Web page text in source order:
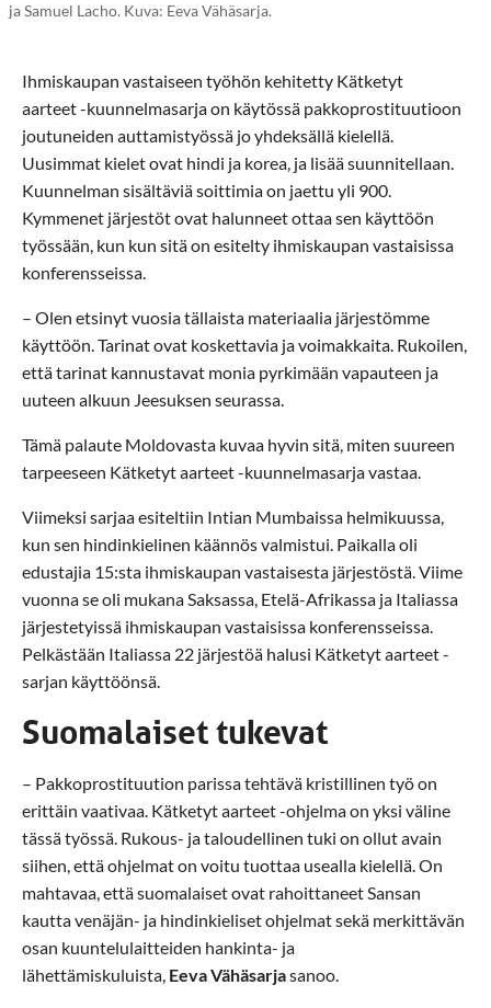
ja Samuel Lacho. Kuva: Eeva Vähäsarja.
Ihmiskaupan vastaiseen työhön kehitetty Kätketyt
aarteet -kuunnelmasarja on käytössä pakkoprostituutioon
joutuneiden auttamistyössä jo yhdeksällä kielellä.
Uusimmat kielet ovat hindi ja korea, ja lisää suunnitellaan.
Kuunnelman sisältäviä soittimia on jaettu yli 900.
Kymmenet järjestöt ovat halunneet ottaa sen käyttöön
työssään, kun kun sitä on esitelty ihmiskaupan vastaisissa
konferensseissa.
– Olen etsinyt vuosia tällaista materiaalia järjestömme
käyttöön. Tarinat ovat koskettavia ja voimakkaita. Rukoilen,
että tarinat kannustavat monia pyrkimään vapauteen ja
uuteen alkuun Jeesuksen seurassa.
Tämä palaute Moldovasta kuvaa hyvin sitä, miten suureen
tarpeeseen Kätketyt aarteet -kuunnelmasarja vastaa.
Viimeksi sarjaa esiteltiin Intian Mumbaissa helmikuussa,
kun sen hindinkielinen käännös valmistui. Paikalla oli
edustajia 15:sta ihmiskaupan vastaisesta järjestöstä. Viime
vuonna se oli mukana Saksassa, Etelä-Afrikassa ja Italiassa
järjestetyissä ihmiskaupan vastaisissa konferensseissa.
Pelkästään Italiassa 22 järjestöä halusi Kätketyt aarteet -
sarjan käyttöönsä.
Suomalaiset tukevat
– Pakkoprostituution parissa tehtävä kristillinen työ on
erittäin vaativaa. Kätketyt aarteet -ohjelma on yksi väline
tässä työssä. Rukous- ja taloudellinen tuki on ollut avain
siihen, että ohjelmat on voitu tuottaa usealla kielellä. On
mahtavaa, että suomalaiset ovat rahoittaneet Sansan
kautta venäjän- ja hindinkieliset ohjelmat sekä merkittävän
osan kuuntelulaitteiden hankinta- ja
lähettämiskuluista, Eeva Vähäsarjasanoo.